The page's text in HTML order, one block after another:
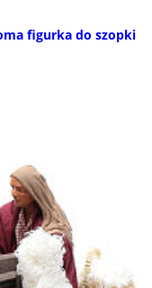
figurka do szopki